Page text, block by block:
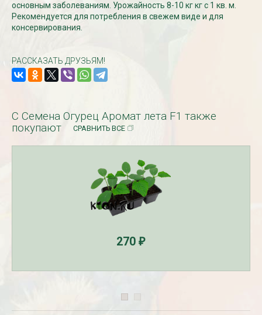
Рассада Незабудка
(Myosotis) в
контейнере p9
Рассада
карпатский
СКИДКИ 15 % НА ДУГИ, ЗАБОРЫ,
Скидки 15% !!! При заказе
товаров на сумму от 1000 руб. с
ЧИТАТЬ ДАЛЕЕ →
основным заболеваниям. Урожайность 8-10 кг кг с 1 кв. м.
Рекомендуется для потребления в свежем виде и для
консервирования.
РАССКАЗАТЬ ДРУЗЬЯМ!
С Семена Огурец Аромат лета F1 также
покупают
СРАВНИТЬ ВСЕ
270 ₽